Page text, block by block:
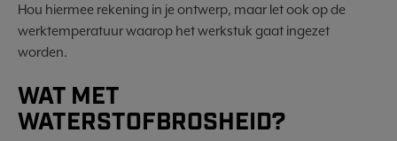
Hou hiermee rekening in je ontwerp, maar let ook op de
werktemperatuur waarop het werkstuk gaat ingezet
worden.
WAT MET
WATERSTOFBROSHEID?